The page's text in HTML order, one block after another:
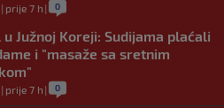
| prije 7 h | 0
u Južnoj Koreji: Sudijama plaćali
i "masaže sa sretnim
| prije 7 h | 0